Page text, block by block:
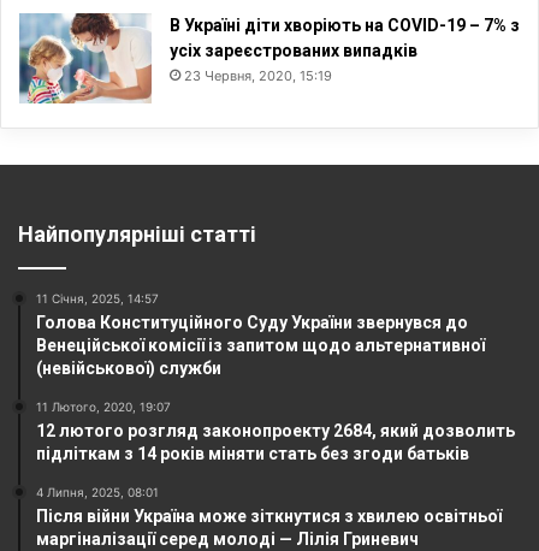
В Україні діти хворіють на COVID-19 – 7% з
усіх зареєстрованих випадків
23 Червня, 2020, 15:19
Найпопулярніші статті
11 Січня, 2025, 14:57
Голова Конституційного Суду України звернувся до
Венеційської комісії із запитом щодо альтернативної
(невійськової) служби
11 Лютого, 2020, 19:07
12 лютого розгляд законопроекту 2684, який дозволить
підліткам з 14 років міняти стать без згоди батьків
4 Липня, 2025, 08:01
Після війни Україна може зіткнутися з хвилею освітньої
маргіналізації серед молоді — Лілія Гриневич